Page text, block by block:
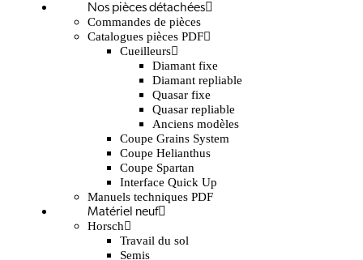
Nos pièces détachées
Commandes de pièces
Catalogues pièces PDF
Cueilleurs
Diamant fixe
Diamant repliable
Quasar fixe
Quasar repliable
Anciens modèles
Coupe Grains System
Coupe Helianthus
Coupe Spartan
Interface Quick Up
Manuels techniques PDF
Matériel neuf
Horsch
Travail du sol
Semis